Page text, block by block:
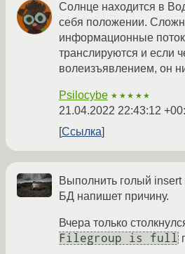
Солнце находится в
себя положении.
информационные
транслируются и если
волеизъявлением, он
Psilocybe ★★★★★
21.04.2022 22:43:12
Ссылка
Выполнить голый insert
БД напишет причину.
Вчера только
Filegroup is full